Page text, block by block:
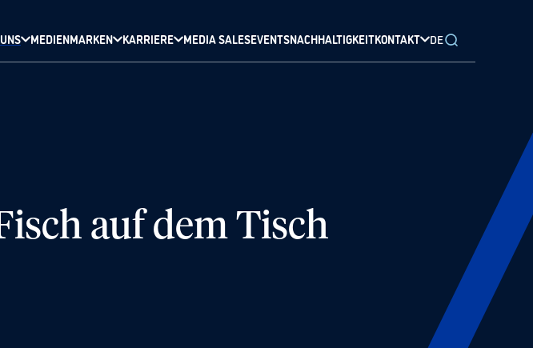
MEDIENMARKEN KARRIERE MEDIA SALESEVENTSNACHHALTIGKEITKONTAKT DE
auf dem Tisch